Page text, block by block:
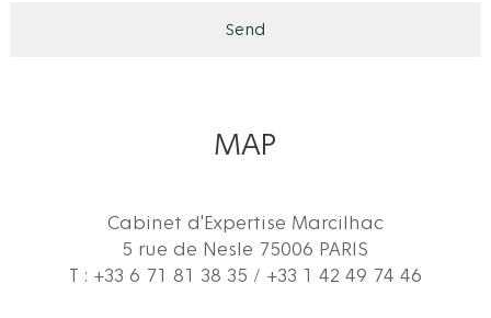
MAP
Cabinet d'Expertise Marcilhac
5 rue de Nesle 75006 PARIS
T : +33 6 71 81 38 35 / +33 1 42 49 74 46
Send